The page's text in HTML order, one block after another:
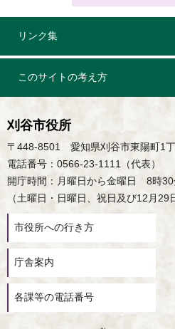
リンク集
このサイトの考え方
刈谷市役所
〒448-8501 愛知県刈谷市東陽町1
電話番号：0566-23-1111（代表）
開庁時間：月曜日から金曜日 8時
（土曜日・日曜日、祝日及び12月29
市役所への行き方
庁舎案内
各課等の電話番号